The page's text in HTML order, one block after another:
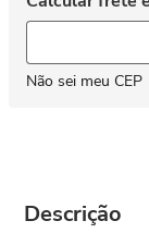
Não sei meu CEP
Descrição